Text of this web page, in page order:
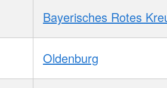
Bayerisches Rotes
Oldenburg